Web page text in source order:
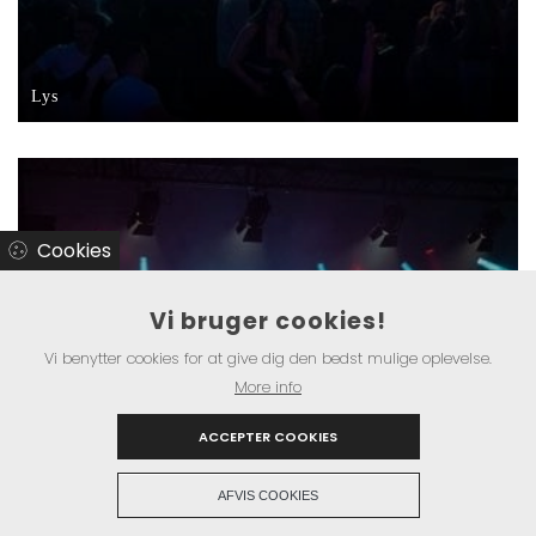
Lys
Cookies
Vi bruger cookies!
Vi benytter cookies for at give dig den bedst mulige oplevelse.
More info
ACCEPTER COOKIES
AFVIS COOKIES